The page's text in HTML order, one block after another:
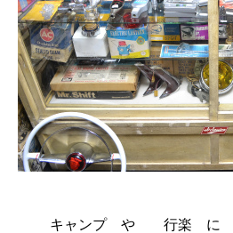
キャンプ や 行楽 に